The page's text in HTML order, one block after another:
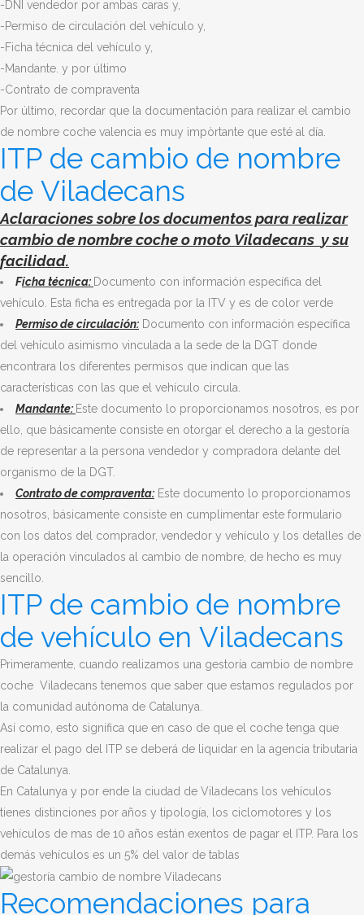
-DNI vendedor por ambas caras y,
-Permiso de circulación del vehículo y,
-Ficha técnica del vehículo y,
-Mandante. y por último
-Contrato de compraventa
Por último, recordar que la documentación para realizar el cambio
de nombre coche valencia es muy impòrtante que esté al día.
ITP de cambio de nombre
de Viladecans
Aclaraciones sobre los documentos para realizar
cambio de nombre coche o moto Viladecans y su
facilidad.
Ficha técnica: Documento con información específica del
vehículo. Esta ficha es entregada por la ITV y es de color verde
Permiso de circulación: Documento con información específica
del vehículo asimismo vinculada a la sede de la DGT donde
encontrara los diferentes permisos que indican que las
características con las que el vehículo circula.
Mandante: Este documento lo proporcionamos nosotros, es por
ello, que básicamente consiste en otorgar el derecho a la gestoría
de representar a la persona vendedor y compradora delante del
organismo de la DGT.
Contrato de compraventa: Este documento lo proporcionamos
nosotros, básicamente consiste en cumplimentar este formulario
con los datos del comprador, vendedor y vehículo y los detalles de
la operación vinculados al cambio de nombre, de hecho es muy
sencillo.
ITP de cambio de nombre
de vehículo en Viladecans
Primeramente, cuando realizamos una gestoría cambio de nombre
coche Viladecans tenemos que saber que estamos regulados por
la comunidad autónoma de Catalunya.
Así como, esto significa que en caso de que el coche tenga que
realizar el pago del ITP se deberá de liquidar en la agencia tributaria
de Catalunya.
En Catalunya y por ende la ciudad de Viladecans
los vehículos
tienes distinciones por años y tipología, los ciclomotores y los
vehículos de mas de 10 años están exentos de pagar el ITP. Para los
demás vehículos es un 5% del valor de tablas
Recomendaciones para